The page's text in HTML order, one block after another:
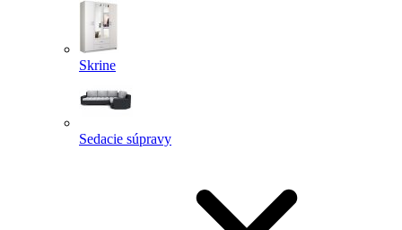
Skrine
Sedacie súpravy